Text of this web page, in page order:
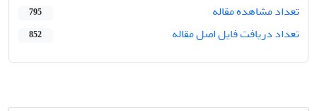
تعداد مشاهده مقاله
795
تعداد دریافت فایل اصل مقاله 852